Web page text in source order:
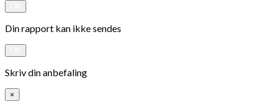
Din rapport kan ikke sendes
Skriv din anbefaling
×